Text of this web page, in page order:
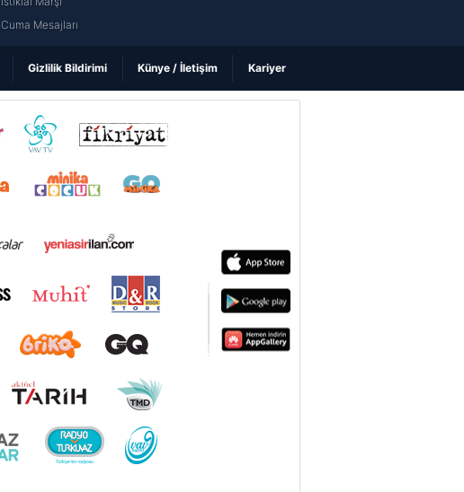
Cuma Mesajları
Gizlilik Bildirimi Künye / İletişim Kariyer